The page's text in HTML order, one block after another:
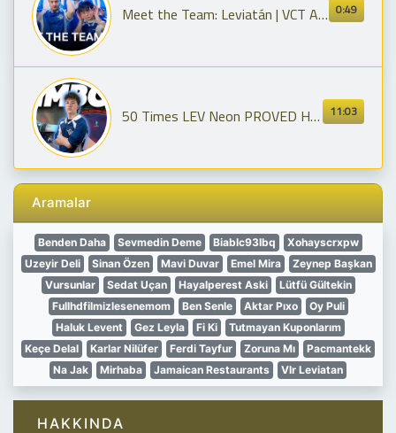
0:49
Meet the Team: Leviatán | VCT Americas 2026 | VALORANT Esports
11:03
50 Times LEV Neon PROVED He's The Best In The Game (2026 Masters MVP)
Aramalar
Benden Daha Sevmedin Deme Biablc93Ibq
Xohayscrxpw
Uzeyir Deli
Sinan Özen Mavi Duvar Emel Mira
Zeynep Başkan
Vursunlar
Sedat Uçan Hayalperest Aski
Lütfü Gültekin
Fullhdfilmizlesenemom
Ben Senle Aktar Pıxo
Oy Puli
Haluk Levent
Gez Leyla Fi Ki
Tutmayan Kuponlarım
Keçe Delal
Karlar Nilüfer Ferdi Tayfur Zoruna Mı
Pacmantekk
Na Jak
Mirhaba Jamaican Restaurants Vlr Leviatan
HAKKINDA